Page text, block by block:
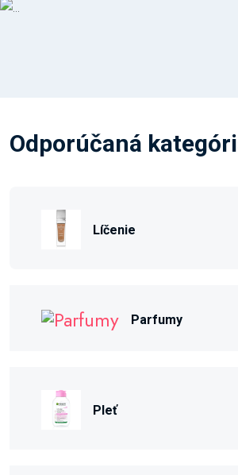
Odporúčaná
Líčenie
Parfumy
Pleť